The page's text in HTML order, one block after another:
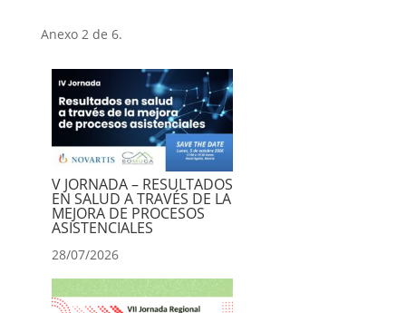
Anexo 2 de 6.
V JORNADA – RESULTADOS
EN SALUD A TRAVÉS DE LA
MEJORA DE PROCESOS
ASISTENCIALES
28/07/2026